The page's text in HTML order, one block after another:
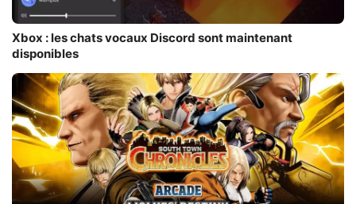
Xbox : les chats vocaux Discord sont maintenant
disponibles